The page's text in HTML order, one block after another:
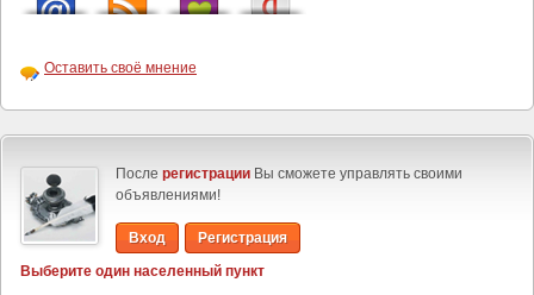
Оставить своё мнение
После регистрации Вы сможете управлять своими
объявлениями!
Вход
Регистрация
Выберите один населенный пункт